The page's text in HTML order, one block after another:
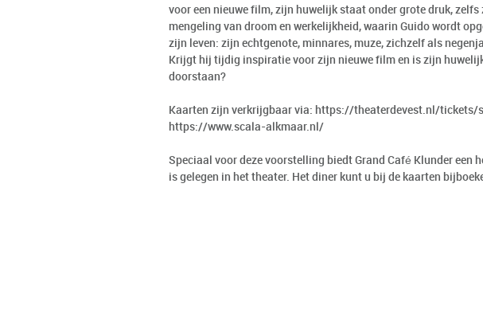
voor een nieuwe film, zijn huwelijk staat onder grote druk,
mengeling van droom en werkelijkheid, waarin Guido wordt
zijn leven: zijn echtgenote, minnares, muze, zichzelf als
Krijgt hij tijdig inspiratie voor zijn nieuwe film en is zijn
doorstaan?
Kaarten zijn verkrijgbaar via: https://theaterdevest.nl/
https://www.scala-alkmaar.nl/
Speciaal voor deze voorstelling biedt Grand Café Klunder een
is gelegen in het theater. Het diner kunt u bij de kaarten